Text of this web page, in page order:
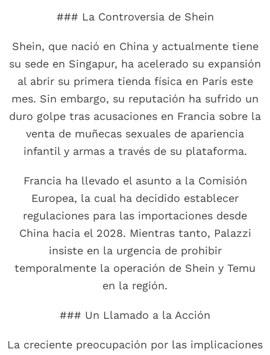
### La Controversia de Shein
Shein, que nació en China y actualmente tiene
su sede en Singapur, ha acelerado su expansión
al abrir su primera tienda física en París este
mes. Sin embargo, su reputación ha sufrido un
duro golpe tras acusaciones en Francia sobre la
venta de muñecas sexuales de apariencia
infantil y armas a través de su plataforma.
Francia ha llevado el asunto a la Comisión
Europea, la cual ha decidido establecer
regulaciones para las importaciones desde
China hacia el 2028. Mientras tanto, Palazzi
insiste en la urgencia de prohibir
temporalmente la operación de Shein y Temu
en la región.
### Un Llamado a la Acción
La creciente preocupación por las implicaciones